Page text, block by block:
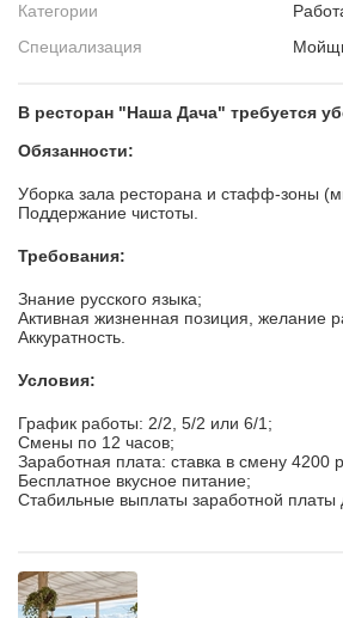
Категории
Специализация
В ресторан "Наша Дача" требуется
Обязанности:
Уборка зала ресторана и стафф-зоны
Поддержание чистоты.
Требования:
Знание русского языка;
Активная жизненная позиция, желание
Аккуратность.
Условия:
График работы: 2/2, 5/2 или 6/1;
Смены по 12 часов;
Заработная плата: ставка в смену 4200
Бесплатное вкусное питание;
Стабильные выплаты заработной платы